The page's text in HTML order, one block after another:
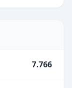
7.766